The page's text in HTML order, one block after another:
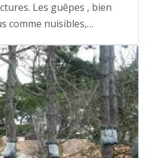
Les guêpes , bien
comme nuisibles,…